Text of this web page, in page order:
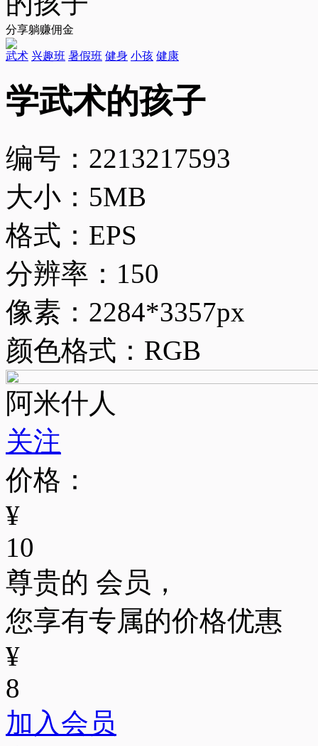
分享躺赚佣金
武术 兴趣班 暑假班 健身 小孩 健康
学武术的孩子
编号：2213217593
大小：5MB
格式：EPS
分辨率：150
像素：2284*3357px
颜色格式：RGB
阿米什人
关注
价格：
¥
10
尊贵的 会员，
您享有专属的价格优惠
¥
8
加入会员